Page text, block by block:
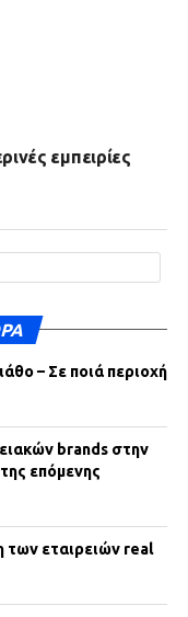
εμπειρίες
– Σε ποιά περιοχή
brands στην
επόμενης
των εταιρειών real